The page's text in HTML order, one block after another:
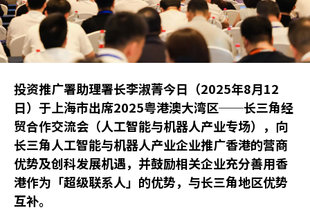
投资推广署助理署长李淑菁今日（2025年8月12
日）于上海市出席2025粤港澳大湾区──长三角经
贸合作交流会（人工智能与机器人产业专场），向
长三角人工智能与机器人产业企业推广香港的营商
优势及创科发展机遇，并鼓励相关企业充分善用香
港作为「超级联系人」的优势，与长三角地区优势
互补。